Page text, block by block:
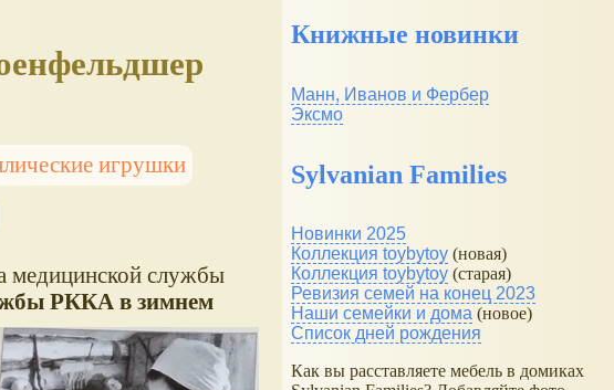
игрушки
медицинской службы
РККА в зимнем
Книжные новинки
Манн, Иванов и Фербер
Эксмо
Sylvanian Families
Новинки 2025
Коллекция toybytoy (новая)
Коллекция toybytoy (старая)
Ревизия семей на конец 2023
Наши семейки и дома (новое)
Список дней рождения
Как вы расставляете мебель в домиках